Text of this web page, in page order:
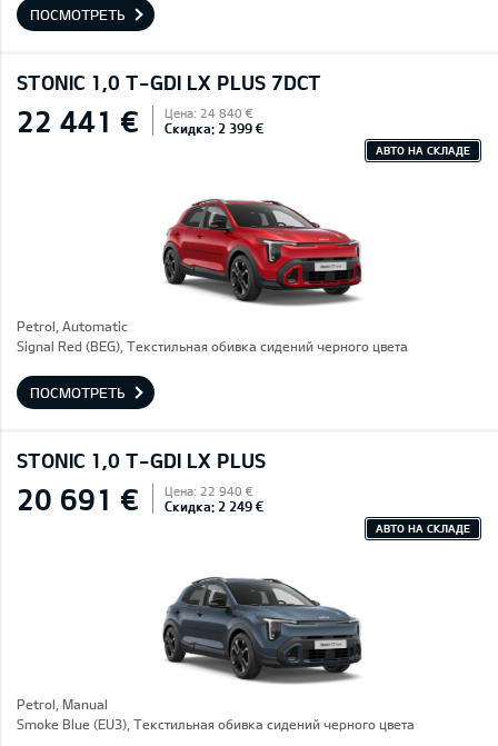
ПОСМОТРЕТЬ
STONIC 1,0 T-GDI LX PLUS 7DCT
22 441 € Цена: 24 840 €
Скидка: 2 399 €
АВТО НА СКЛАДЕ
Petrol, Automatic
Signal Red (BEG), Текстильная обивка сидений черного цвета
ПОСМОТРЕТЬ
STONIC 1,0 T-GDI LX PLUS
20 691 € Цена: 22 940 €
Скидка: 2 249 €
АВТО НА СКЛАДЕ
Petrol, Manual
Smoke Blue (EU3), Текстильная обивка сидений черного цвета